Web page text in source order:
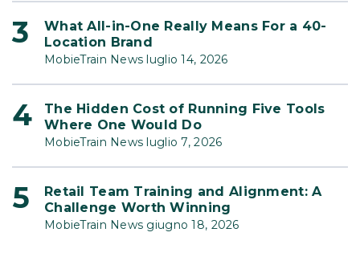
What All-in-One Really Means For a 40-
Location Brand
MobieTrain News luglio 14, 2026
The Hidden Cost of Running Five Tools
Where One Would Do
MobieTrain News luglio 7, 2026
Retail Team Training and Alignment: A
Challenge Worth Winning
MobieTrain News giugno 18, 2026